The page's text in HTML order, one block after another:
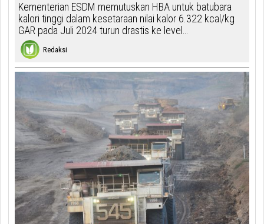
Kementerian ESDM memutuskan HBA untuk batubara
kalori tinggi dalam kesetaraan nilai kalor 6.322 kcal/kg
GAR pada Juli 2024 turun drastis ke level…
Redaksi